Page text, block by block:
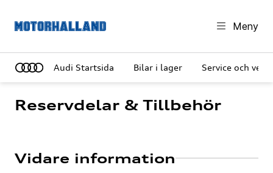
Meny
Audi Startsida Bilar i lager Service och
Reservdelar & Tillbehör
Vidare information